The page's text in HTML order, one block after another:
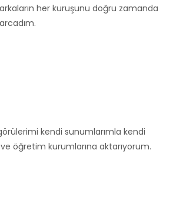
her kuruşunu doğru zamanda
kendi sunumlarımla kendi
öğretim kurumlarına aktarıyorum.